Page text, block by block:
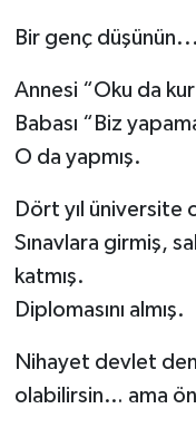
Bir genç düşünün...
Annesi “Oku da
Babası “Biz
O da yapmış.
Dört yıl üniversite
Sınavlara girmiş,
katmış.
Diplomasını almış.
Nihayet devlet
olabilirsin… ama